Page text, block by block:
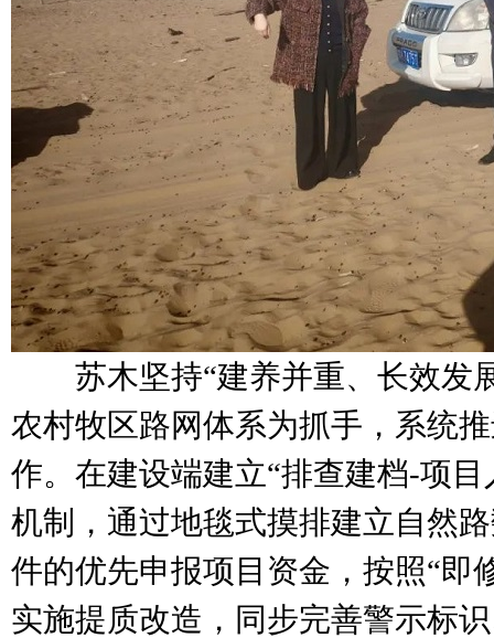
苏木坚持“建养并重、长效发
农村牧区路网体系为抓手，系统
作。在建设端建立“排查建档-项
机制，通过地毯式摸排建立自然
件的优先申报项目资金，按照“即
实施提质改造，同步完善警示标